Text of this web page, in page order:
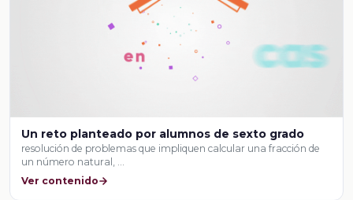
Un reto planteado por alumnos de sexto grado
resolución de problemas que impliquen calcular una fracción de
un número natural, …
Ver contenido